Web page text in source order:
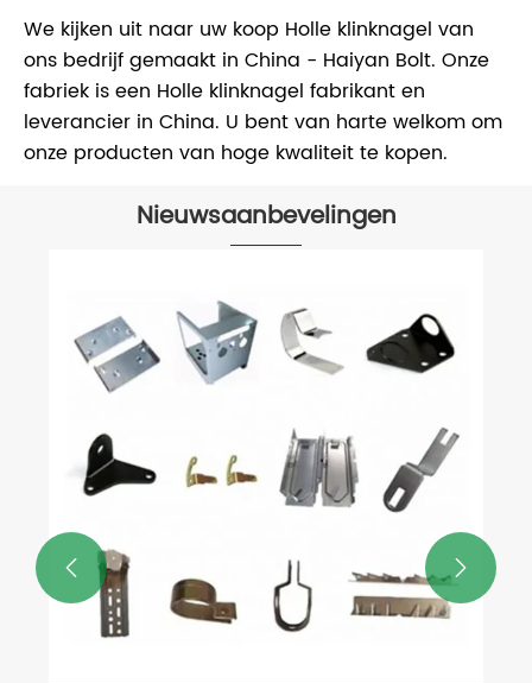
We kijken uit naar uw koop Holle klinknagel van
ons bedrijf gemaakt in China - Haiyan Bolt. Onze
fabriek is een Holle klinknagel fabrikant en
leverancier in China. U bent van harte welkom om
onze producten van hoge kwaliteit te kopen.
Nieuwsaanbevelingen
Stempel- en lasonderdelen -
Toepassing van metaalproducten in
scheepvoedingssystemen
Bekijk meer >>
 